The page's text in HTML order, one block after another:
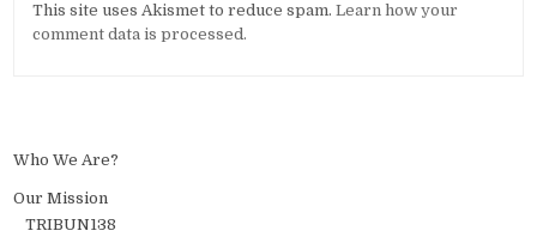
This site uses Akismet to reduce spam.Learn how your
comment data is processed.
Who We Are?
Our Mission
TRIBUN138